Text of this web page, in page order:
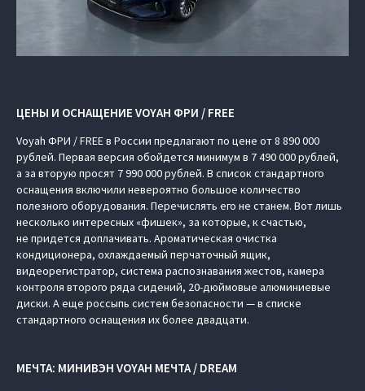
ЦЕНЫ И ОСНАЩЕНИЕ VOYAH ФРИ / FREE
Voyah ФРИ / FREE в России предлагают по цене от 8 890 000
рублей. Первая версия обойдется минимум в 7 490 000 рублей,
а за вторую просят 7 990 000 рублей. В список стандартного
оснащения включили невероятно большое количество
полезного оборудования. Перечислять его не станем. Вот лишь
несколько интересных «фишек», за которые, к счастью,
не придется доплачивать. Ароматическая очистка
кондиционера, охлаждаемый перчаточный ящик,
видеорегистратор, система распознавания жестов, камера
контроля второго ряда сидений, 20-дюймовые алюминиевые
диски. А еще россыпь систем безопасности — в списке
стандартного оснащения их более двадцати.
МЕЧТА: МИНИВЭН VOYAH МЕЧТА / DREAM